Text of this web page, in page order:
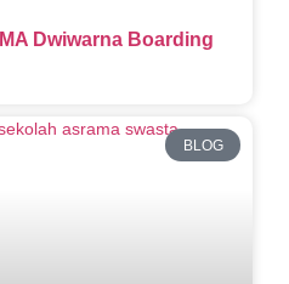
Dwiwarna Boarding
BLOG